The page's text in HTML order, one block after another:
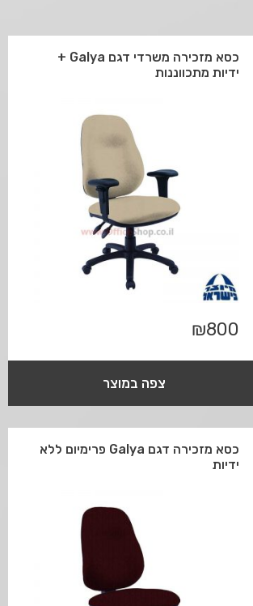
כסא מזכירה משרדי דגם Galya +
ידיות מתכווננות
₪800
צפה במוצר
כסא מזכירה דגם Galya פרימיום ללא
ידיות